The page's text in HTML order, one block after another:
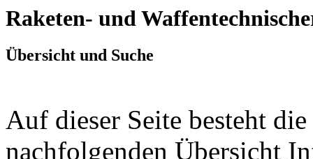
Raketen- und
Übersicht und Suche
Auf dieser Seite besteht
nachfolgenden Übersicht